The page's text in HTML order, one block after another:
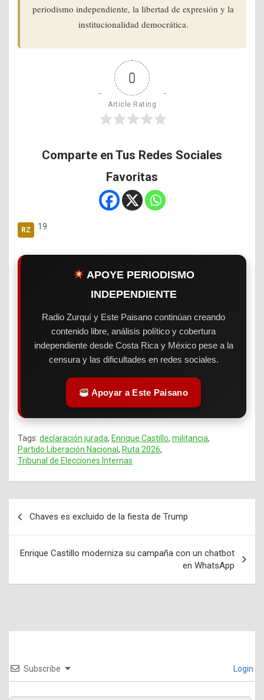
periodismo independiente, la libertad de expresión y la
institucionalidad democrática.
0
Article Rating
Comparte en Tus Redes Sociales
Favoritas
19
APOYE PERIODISMO
INDEPENDIENTE
Radio Zurquí y Este Paisano continúan creando
contenido libre, análisis político y cobertura
independiente desde Costa Rica y México pese a la
censura y las dificultades en redes sociales.
Apoyar a Este Paisano
Tags: declaración jurada, Enrique Castillo, militancia,
Partido Liberación Nacional , Ruta 2026,
Tribunal de Elecciones Internas
de
Chaves es excluido de la fiesta de Trump
Enrique Castillo moderniza su campaña con un chatbot
en WhatsApp
Subscribe Login